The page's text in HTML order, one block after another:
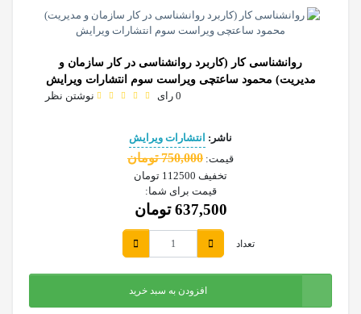
روانشناسی کار (کاربرد روانشناسی در کار سازمان و
مدیریت) محمود ساعتچی ویراست سوم انتشارات ویرایش
0 رای
نوشتن نظر
ناشر: انتشارات ویرایش
قیمت: 750,000 تومان
تخفیف 112500 تومان
قیمت برای شما:
637,500 تومان
تعداد
افزودن به سبد خرید